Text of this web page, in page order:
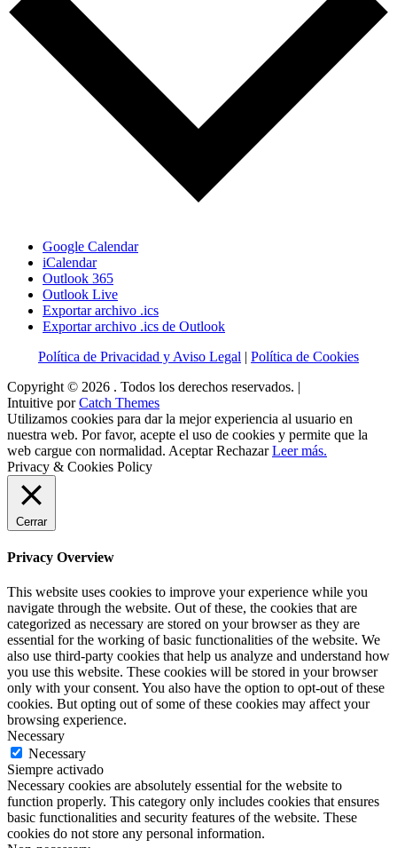
Google Calendar
iCalendar
Outlook 365
Outlook Live
Exportar archivo .ics
Exportar archivo .ics de Outlook
Política de Privacidad y Aviso Legal | Política de Cookies
Copyright © 2026 . Todos los derechos reservados. |
Intuitive porCatch Themes
Utilizamos cookies para dar la mejor experiencia al usuario en
nuestra web. Por favor, acepte el uso de cookies y permite que la
web cargue con normalidad. Aceptar Rechazar Leer más.
Privacy & Cookies Policy
Cerrar
Privacy Overview
This website uses cookies to improve your experience while you
navigate through the website. Out of these, the cookies that are
categorized as necessary are stored on your browser as they are
essential for the working of basic functionalities of the website. We
also use third-party cookies that help us analyze and understand how
you use this website. These cookies will be stored in your browser
only with your consent. You also have the option to opt-out of these
cookies. But opting out of some of these cookies may affect your
browsing experience.
Necessary
Necessary
Siempre activado
Necessary cookies are absolutely essential for the website to
function properly. This category only includes cookies that ensures
basic functionalities and security features of the website. These
cookies do not store any personal information.